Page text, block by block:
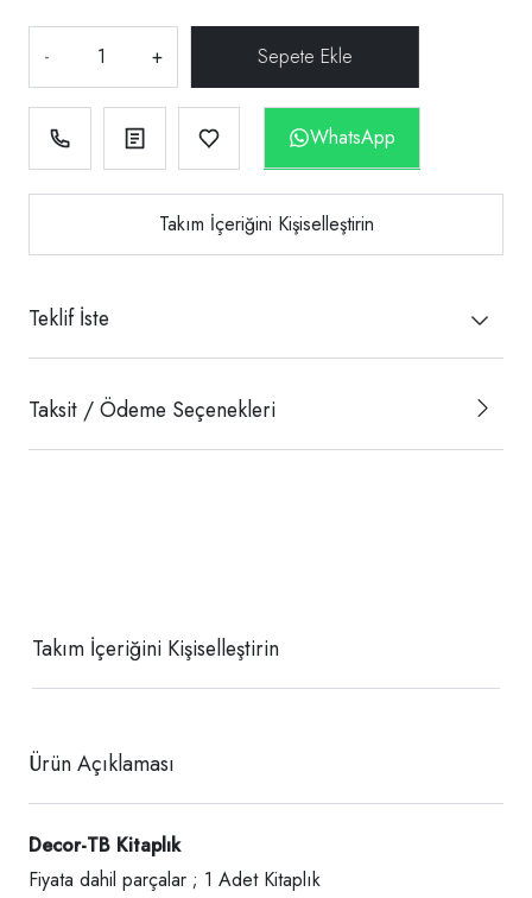
- +
WhatsApp
Takım İçeriğini Kişiselleştirin
Teklif İste
Taksit / Ödeme Seçenekleri
Takım İçeriğini Kişiselleştirin
Ürün Açıklaması
Decor-TB Kitaplık
Fiyata dahil parçalar ; 1 Adet Kitaplık